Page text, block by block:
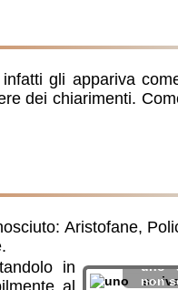
gli appariva
dei chiarimenti.
Aristofane,
uno
non
in